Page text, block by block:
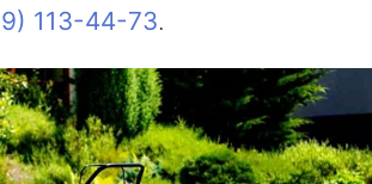
113-44-73.